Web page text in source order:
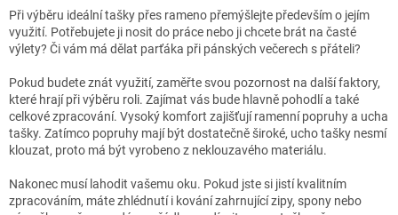
Při výběru ideální tašky přes rameno přemýšlejte především o jejím
využití. Potřebujete ji nosit do práce nebo ji chcete brát na časté
výlety? Či vám má dělat parťáka při pánských večerech s přáteli?
Pokud budete znát využití, zaměřte svou pozornost na další faktory,
které hrají při výběru roli. Zajímat vás bude hlavně pohodlí a také
celkové zpracování. Vysoký komfort zajišťují ramenní popruhy a ucha
tašky. Zatímco popruhy mají být dostatečně široké, ucho tašky nesmí
klouzat, proto má být vyrobeno z neklouzavého materiálu.
Nakonec musí lahodit vašemu oku. Pokud jste si jistí kvalitním
zpracováním, máte zhlédnutí i kování zahrnující zipy, spony nebo